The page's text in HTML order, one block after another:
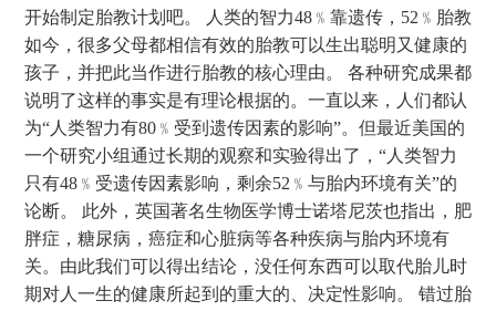
开始制定胎教计划吧。 人类的智力48﹪靠遗传，52﹪胎教
如今，很多父母都相信有效的胎教可以生出聪明又健康的
孩子，并把此当作进行胎教的核心理由。 各种研究成果都
说明了这样的事实是有理论根据的。一直以来，人们都认
为“人类智力有80﹪受到遗传因素的影响”。但最近美国的
一个研究小组通过长期的观察和实验得出了，“人类智力
只有48﹪受遗传因素影响，剩余52﹪与胎内环境有关”的
论断。 此外，英国著名生物医学博士诺塔尼茨也指出，肥
胖症，糖尿病，癌症和心脏病等各种疾病与胎内环境有
关。由此我们可以得出结论，没任何东西可以取代胎儿时
期对人一生的健康所起到的重大的、决定性影响。 错过胎